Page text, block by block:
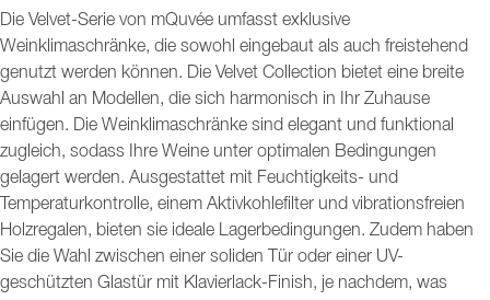
Die Velvet-Serie von mQuvée umfasst exklusive
Weinklimaschränke, die sowohl eingebaut als auch freistehend
genutzt werden können. Die Velvet Collection bietet eine breite
Auswahl an Modellen, die sich harmonisch in Ihr Zuhause
einfügen. Die Weinklimaschränke sind elegant und funktional
zugleich, sodass Ihre Weine unter optimalen Bedingungen
gelagert werden. Ausgestattet mit Feuchtigkeits- und
Temperaturkontrolle, einem Aktivkohlefilter und vibrationsfreien
Holzregalen, bieten sie ideale Lagerbedingungen. Zudem haben
Sie die Wahl zwischen einer soliden Tür oder einer UV-
geschützten Glastür mit Klavierlack-Finish, je nachdem, was